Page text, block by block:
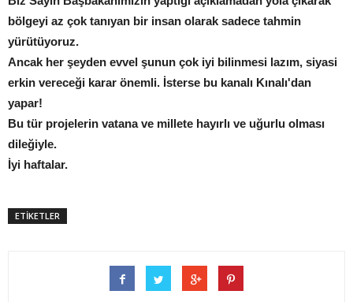
bölgeyi az çok tanıyan bir insan olarak sadece tahmin
yürütüyoruz.
Ancak her şeyden evvel şunun çok iyi bilinmesi lazım, siyasi
erkin vereceği karar önemli. İsterse bu kanalı Kınalı'dan
yapar!
Bu tür projelerin vatana ve millete hayırlı ve uğurlu olması
dileğiyle.
İyi haftalar.
ETİKETLER